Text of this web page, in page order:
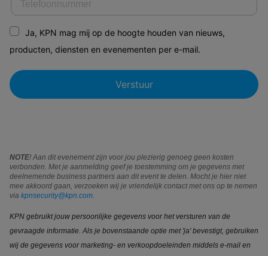
Ja, KPN mag mij op de hoogte houden van nieuws,
producten, diensten en evenementen per e-mail.
NOTE! Aan dit evenement zijn voor jou plezierig genoeg geen kosten
verbonden. Met je aanmelding geef je toestemming om je gegevens met
deelnemende business partners aan dit event te delen. Mocht je hier niet
mee akkoord gaan, verzoeken wij je vriendelijk contact met ons op te nemen
via kpnsecurity@kpn.com.
KPN gebruikt jouw persoonlijke gegevens voor het versturen van de
gevraagde informatie. Als je bovenstaande optie met 'ja' bevestigt, gebruiken
wij de gegevens voor marketing- en verkoopdoeleinden middels e-mail en